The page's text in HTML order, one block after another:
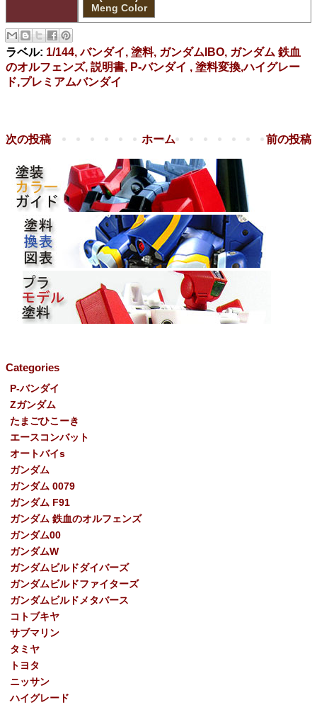
Meng Color
ラベル: 1/144, バンダイ, 塗料, ガンダムIBO, ガンダム 鉄血
のオルフェンズ, 説明書, P-バンダイ , 塗料変換,ハイグレー
ド,プレミアムバンダイ
次の投稿 前の投稿
ホーム
Categories
P-バンダイ
Ζガンダム
たまごひこーき
エースコンバット
オートバイs
ガンダム
ガンダム 0079
ガンダム F91
ガンダム 鉄血のオルフェンズ
ガンダム00
ガンダムW
ガンダムビルドダイバーズ
ガンダムビルドファイターズ
ガンダムビルドメタバース
コトブキヤ
サブマリン
タミヤ
トヨタ
ニッサン
ハイグレード